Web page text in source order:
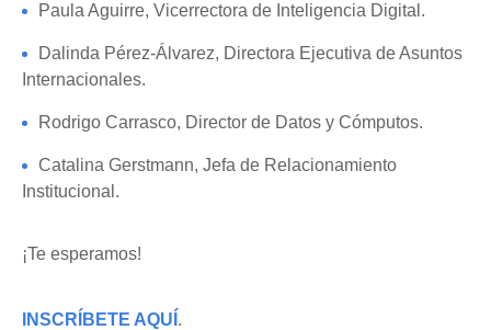
Paula Aguirre, Vicerrectora de Inteligencia Digital.
Dalinda Pérez-Álvarez, Directora Ejecutiva de Asuntos
Internacionales.
Rodrigo Carrasco, Director de Datos y Cómputos.
Catalina Gerstmann, Jefa de Relacionamiento
Institucional.
¡Te esperamos!
INSCRÍBETE AQUÍ .